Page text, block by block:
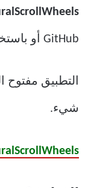
GitHub أو باستخدام الرابط أدناه.
التطبيق مفتوح
شيء.